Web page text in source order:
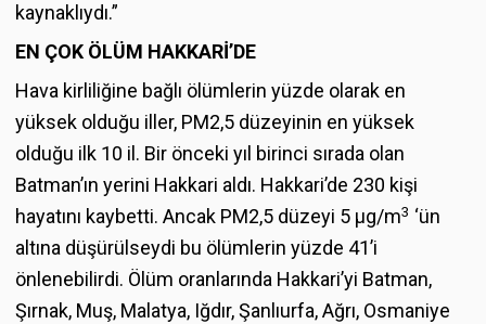
kaynaklıydı.”
EN ÇOK ÖLÜM HAKKARİ’DE
Hava kirliliğine bağlı ölümlerin yüzde olarak en
yüksek olduğu iller, PM2,5 düzeyinin en yüksek
olduğu ilk 10 il. Bir önceki yıl birinci sırada olan
Batman’ın yerini Hakkari aldı. Hakkari’de 230 kişi
hayatını kaybetti. Ancak PM2,5 düzeyi 5 µg/m3 ‘ün
altına düşürülseydi bu ölümlerin yüzde 41’i
önlenebilirdi. Ölüm oranlarında Hakkari’yi Batman,
Şırnak, Muş, Malatya, Iğdır, Şanlıurfa, Ağrı, Osmaniye